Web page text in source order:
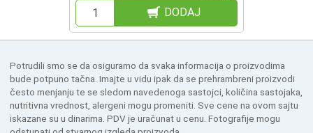
DODAJ
Potrudili smo se da osiguramo da svaka informacija o proizvodima
bude potpuno tačna. Imajte u vidu ipak da se prehrambreni proizvodi
često menjanju te se sledom navedenoga sastojci, količina sastojaka,
nutritivna vrednost, alergeni mogu promeniti. Sve cene na ovom sajtu
iskazane su u dinarima. PDV je uračunat u cenu. Fotografije mogu